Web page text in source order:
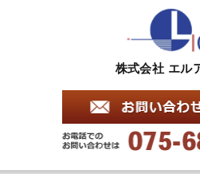
株式会社 エル